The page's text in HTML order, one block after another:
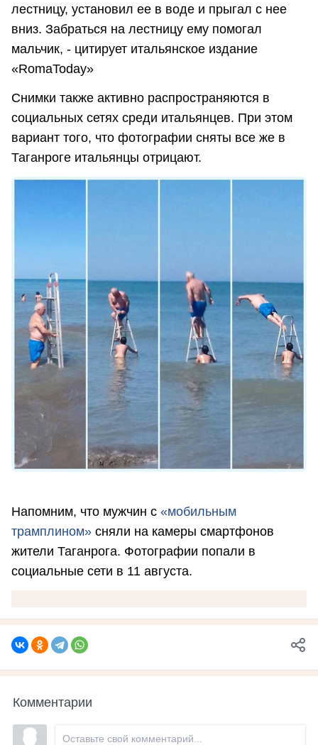
лестницу, установил ее в воде и прыгал с нее
вниз. Забраться на лестницу ему помогал
мальчик, - цитирует итальянское издание
«RomaToday»
Снимки также активно распространяются в
социальных сетях среди итальянцев. При этом
вариант того, что фотографии сняты все же в
Таганроге итальянцы отрицают.
Напомним, что мужчин с «мобильным
трамплином» сняли на камеры смартфонов
жители Таганрога. Фотографии попали в
социальные сети в 11 августа.
Комментарии